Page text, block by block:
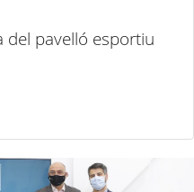
del pavelló esportiu